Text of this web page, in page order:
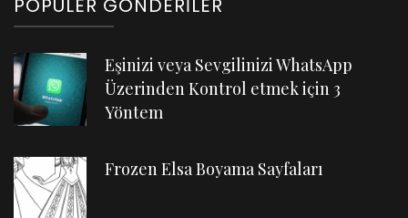
POPÜLER GÖNDERILER
Eşinizi veya Sevgilinizi WhatsApp
Üzerinden Kontrol etmek için 3
Yöntem
Frozen Elsa Boyama Sayfaları